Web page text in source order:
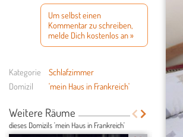
Um selbst einen
Kommentar zu schreiben,
melde Dich kostenlos an »
Kategorie
Schlafzimmer
Domizil
'mein Haus in Frankreich'
Weitere Räume
dieses Domizils 'mein Haus in Frankreich'